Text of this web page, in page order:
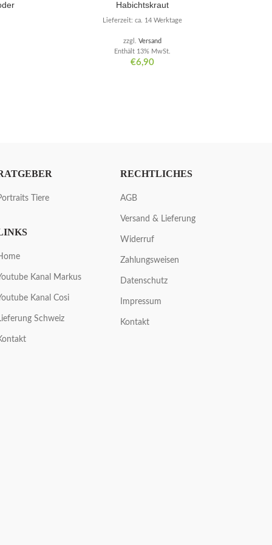
Habichtskraut
€6,90
Enthält 13% MwSt.
zzgl. Versand
Lieferzeit: ca. 14 Werktage
Tiere
Kanal Markus
Kanal Cosi
Schweiz
RECHTLICHES
AGB
Versand & Lieferung
Widerruf
Zahlungsweisen
Datenschutz
Impressum
Kontakt